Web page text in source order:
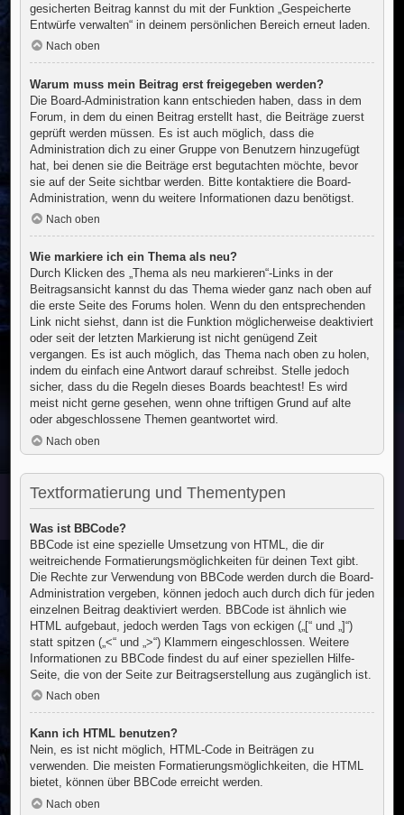
gesicherten Beitrag kannst du mit der Funktion „Gespeicherte
Entwürfe verwalten“ in deinem persönlichen Bereich erneut laden.
Nach oben
Warum muss mein Beitrag erst freigegeben werden?
Die Board-Administration kann entschieden haben, dass in dem
Forum, in dem du einen Beitrag erstellt hast, die Beiträge zuerst
geprüft werden müssen. Es ist auch möglich, dass die
Administration dich zu einer Gruppe von Benutzern hinzugefügt
hat, bei denen sie die Beiträge erst begutachten möchte, bevor
sie auf der Seite sichtbar werden. Bitte kontaktiere die Board-
Administration, wenn du weitere Informationen dazu benötigst.
Nach oben
Wie markiere ich ein Thema als neu?
Durch Klicken des „Thema als neu markieren“-Links in der
Beitragsansicht kannst du das Thema wieder ganz nach oben auf
die erste Seite des Forums holen. Wenn du den entsprechenden
Link nicht siehst, dann ist die Funktion möglicherweise deaktiviert
oder seit der letzten Markierung ist nicht genügend Zeit
vergangen. Es ist auch möglich, das Thema nach oben zu holen,
indem du einfach eine Antwort darauf schreibst. Stelle jedoch
sicher, dass du die Regeln dieses Boards beachtest! Es wird
meist nicht gerne gesehen, wenn ohne triftigen Grund auf alte
oder abgeschlossene Themen geantwortet wird.
Nach oben
Textformatierung und Thementypen
Was ist BBCode?
BBCode ist eine spezielle Umsetzung von HTML, die dir
weitreichende Formatierungsmöglichkeiten für deinen Text gibt.
Die Rechte zur Verwendung von BBCode werden durch die Board-
Administration vergeben, können jedoch auch durch dich für jeden
einzelnen Beitrag deaktiviert werden. BBCode ist ähnlich wie
HTML aufgebaut, jedoch werden Tags von eckigen („[“ und „]“)
statt spitzen („<“ und „>“) Klammern eingeschlossen. Weitere
Informationen zu BBCode findest du auf einer speziellen Hilfe-
Seite, die von der Seite zur Beitragserstellung aus zugänglich ist.
Nach oben
Kann ich HTML benutzen?
Nein, es ist nicht möglich, HTML-Code in Beiträgen zu
verwenden. Die meisten Formatierungsmöglichkeiten, die HTML
bietet, können über BBCode erreicht werden.
Nach oben